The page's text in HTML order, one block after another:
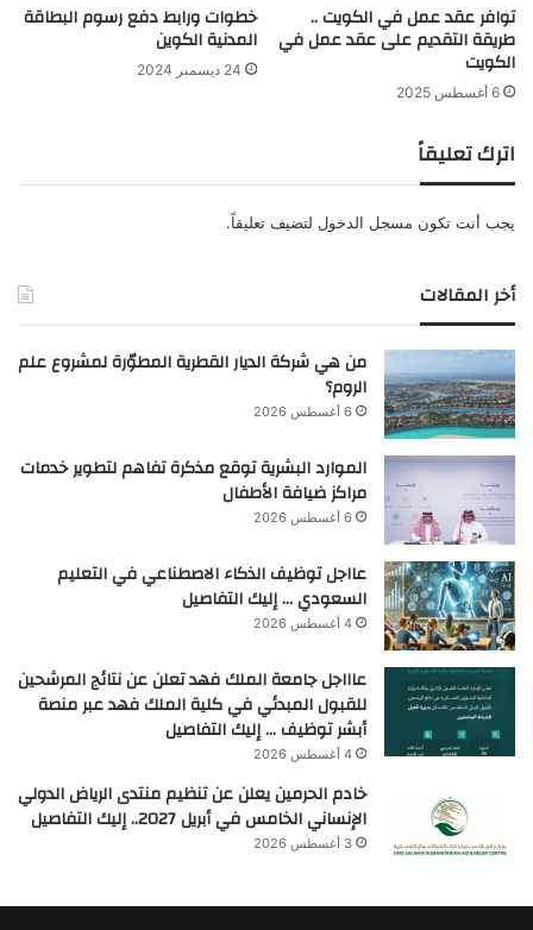
توافر عقد عمل في الكويت ..
طريقة التقديم على عقد عمل في
الكويت
6 أغسطس 2025
خطوات ورابط دفع رسوم البطاقة
المدنية الكوين
24 ديسمبر 2024
اترك تعليقاً
يجب أنت تكون مسجل الدخول لتضيف تعليقاً.
أخر المقالات
من هي شركة الديار القطرية المطوّرة لمشروع علم
الروم؟
6 أغسطس 2026
الموارد البشرية توقع مذكرة تفاهم لتطوير خدمات
مراكز ضيافة الأطفال
6 أغسطس 2026
عااجل توظيف الذكاء الاصطناعي في التعليم
السعودي … إليك التفاصيل
4 أغسطس 2026
عاااجل جامعة الملك فهد تعلن عن نتائج المرشحين
للقبول المبدئي في كلية الملك فهد عبر منصة
أبشر توظيف … إليك التفاصيل
4 أغسطس 2026
خادم الحرمين يعلن عن تنظيم منتدى الرياض الدولي
الإنساني الخامس في أبريل 2027.. إليك التفاصيل
3 أغسطس 2026